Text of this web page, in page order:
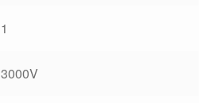
1
3000V